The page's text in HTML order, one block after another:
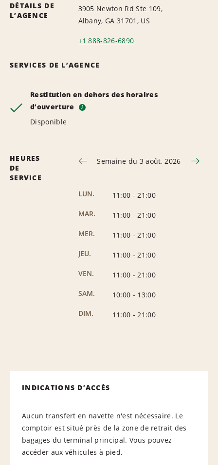
DÉTAILS DE
L’AGENCE
3905 Newton Rd Ste 109,
Albany, GA 31701, US
+1 888-826-6890
SERVICES DE L’AGENCE
Restitution en dehors des horaires
d’ouverture
i
Disponible
HEURES
DE
SERVICE
Semaine du 3 août, 2026
LUN. 11:00 - 21:00
MAR.
11:00 - 21:00
MER.
11:00 - 21:00
JEU.
11:00 - 21:00
VEN.
11:00 - 21:00
SAM.
10:00 - 13:00
DIM.
11:00 - 21:00
INDICATIONS D’ACCÈS
Aucun transfert en navette n'est nécessaire. Le
comptoir est situé près de la zone de retrait des
bagages du terminal principal. Vous pouvez
accéder aux véhicules à pied.